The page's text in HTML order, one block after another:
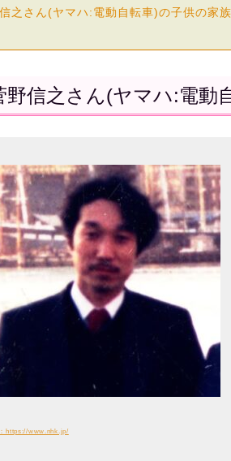
さん(ヤマハ:電動自転車)の子供の家族
信之さん(ヤマハ:電動
https://www.nhk.jp/